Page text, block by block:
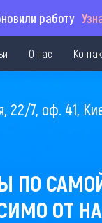
работу
О нас
22/7, оф. 41,
ПО
ОТ